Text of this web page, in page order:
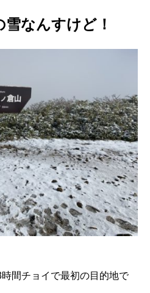
なんすけど！
間チョイで最初の目的地で